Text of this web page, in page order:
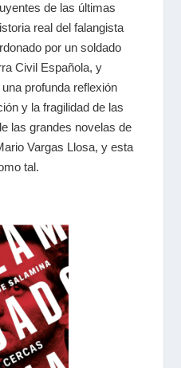
de las últimas
real del falangista
por un soldado
Civil Española, y
profunda reflexión
y la fragilidad de las
las grandes novelas de
Vargas Llosa, y esta
tal.